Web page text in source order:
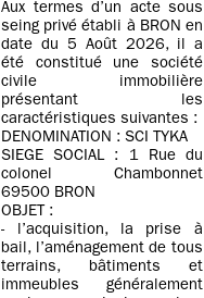
Aux termes d’un acte sous
seing privé établi à BRON en
date du 5 Août 2026, il a
été constitué une société
civile immobilière
présentant les
caractéristiques suivantes :
DENOMINATION : SCI TYKA
SIEGE SOCIAL : 1 Rue du
colonel Chambonnet
69500 BRON
OBJET :
- l’acquisition, la prise à
bail, l’aménagement de tous
terrains, bâtiments et
immeubles généralement